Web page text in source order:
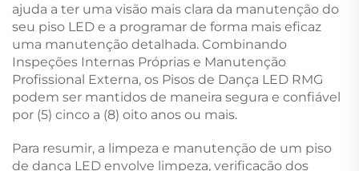
ajuda a ter uma visão mais clara da manutenção do
seu piso LED e a programar de forma mais eficaz
uma manutenção detalhada. Combinando
Inspeções Internas Próprias e Manutenção
Profissional Externa, os Pisos de Dança LED RMG
podem ser mantidos de maneira segura e confiável
por (5) cinco a (8) oito anos ou mais.
Para resumir, a limpeza e manutenção de um piso
de dança LED envolve limpeza, verificação dos